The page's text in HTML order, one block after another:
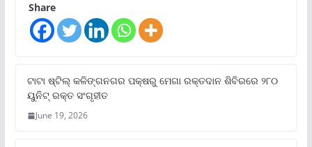
Share
ଟାଟା ଷ୍ଟିଲ୍‌ କଳିଙ୍ଗନଗର ପକ୍ଷରୁ ମେଗା ରକ୍ତଦାନ ଶିବିରରେ ୨୮୦
ୟୁନିଟ୍‌ ରକ୍ତ ସଂଗୃହୀତ
June 19, 2026